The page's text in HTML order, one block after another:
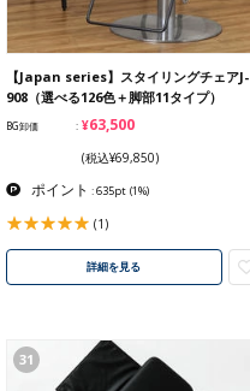
【Japan series】スタイリングチェアJ-
908（選べる126色＋脚部11タイプ）
BG卸価 ¥63,500
(税込¥69,850)
ポイント : 635pt (1%)
(1)
詳細を見る
31